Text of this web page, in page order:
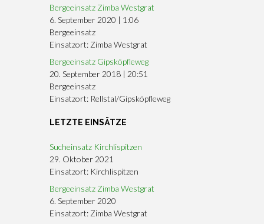
Bergeeinsatz Zimba Westgrat
6. September 2020 | 1:06
Bergeeinsatz
Einsatzort: Zimba Westgrat
Bergeeinsatz Gipsköpfleweg
20. September 2018 | 20:51
Bergeeinsatz
Einsatzort: Rellstal/Gipsköpfleweg
LETZTE EINSÄTZE
Sucheinsatz Kirchlispitzen
29. Oktober 2021
Einsatzort: Kirchlispitzen
Bergeeinsatz Zimba Westgrat
6. September 2020
Einsatzort: Zimba Westgrat